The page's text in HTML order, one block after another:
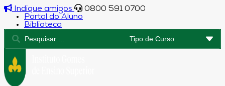
Indique amigos
0800 591 0700
Portal do Aluno
Biblioteca